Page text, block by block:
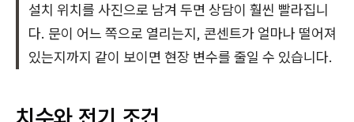
설치 위치를 사진으로 남겨 두면 상담이 훨씬 빨라집니
다. 문이 어느 쪽으로 열리는지, 콘센트가 얼마나 떨어져
있는지까지 같이 보이면 현장 변수를 줄일 수 있습니다.